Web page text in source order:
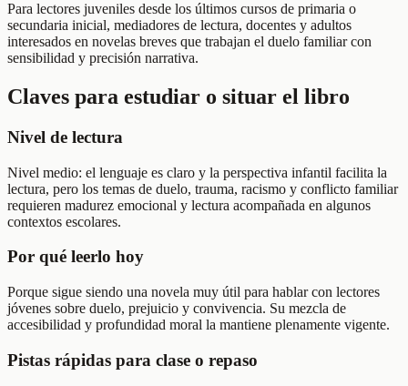
Para lectores juveniles desde los últimos cursos de primaria o
secundaria inicial, mediadores de lectura, docentes y adultos
interesados en novelas breves que trabajan el duelo familiar con
sensibilidad y precisión narrativa.
Claves para estudiar o situar el libro
Nivel de lectura
Nivel medio: el lenguaje es claro y la perspectiva infantil facilita la
lectura, pero los temas de duelo, trauma, racismo y conflicto familiar
requieren madurez emocional y lectura acompañada en algunos
contextos escolares.
Por qué leerlo hoy
Porque sigue siendo una novela muy útil para hablar con lectores
jóvenes sobre duelo, prejuicio y convivencia. Su mezcla de
accesibilidad y profundidad moral la mantiene plenamente vigente.
Pistas rápidas para clase o repaso